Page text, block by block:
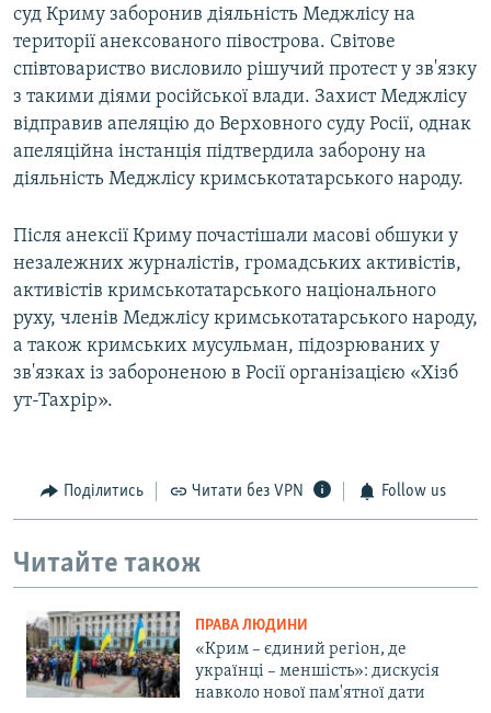
суд Криму заборонив діяльність Меджлісу на
території анексованого півострова. Світове
співтовариство висловило рішучий протест у зв'язку
з такими діями російської влади. Захист Меджлісу
відправив апеляцію до Верховного суду Росії, однак
апеляційна інстанція підтвердила заборону на
діяльність Меджлісу кримськотатарського народу.
Після анексії Криму почастішали масові обшуки у
незалежних журналістів, громадських активістів,
активістів кримськотатарського національного
руху, членів Меджлісу кримськотатарського народу,
а також кримських мусульман, підозрюваних у
зв'язках із забороненою в Росії організацією «Хізб
ут-Тахрір».
Поділитись Читати без VPN Follow us
Читайте також
ПРАВА ЛЮДИНИ
«Крим – єдиний регіон, де
українці – меншість»: дискусія
навколо нової пам'ятної дати